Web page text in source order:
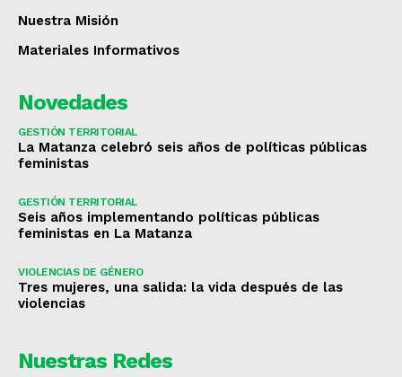
Nuestra Misión
Materiales Informativos
Novedades
GESTIÓN TERRITORIAL
La Matanza celebró seis años de políticas públicas
feministas
GESTIÓN TERRITORIAL
Seis años implementando políticas públicas
feministas en La Matanza
VIOLENCIAS DE GÉNERO
Tres mujeres, una salida: la vida después de las
violencias
Nuestras Redes